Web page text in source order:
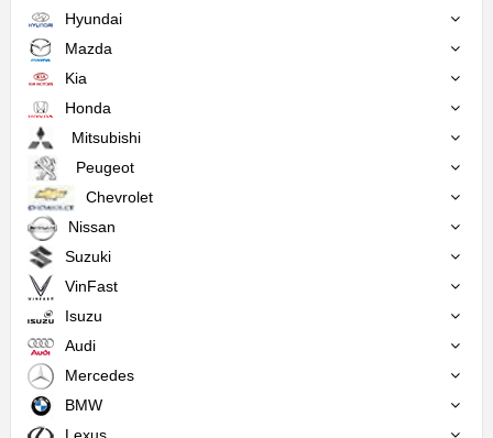
Hyundai
Mazda
Kia
Honda
Mitsubishi
Peugeot
Chevrolet
Nissan
Suzuki
VinFast
Isuzu
Audi
Mercedes
BMW